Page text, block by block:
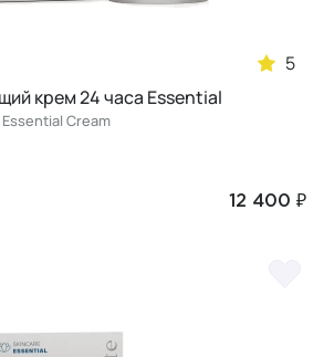
5
крем 24 часа Essential
Cream
12 400 ₽